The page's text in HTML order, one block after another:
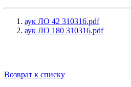
аук ЛО 42 310316.pdf
аук ЛО 180 310316.pdf
Возврат к списку